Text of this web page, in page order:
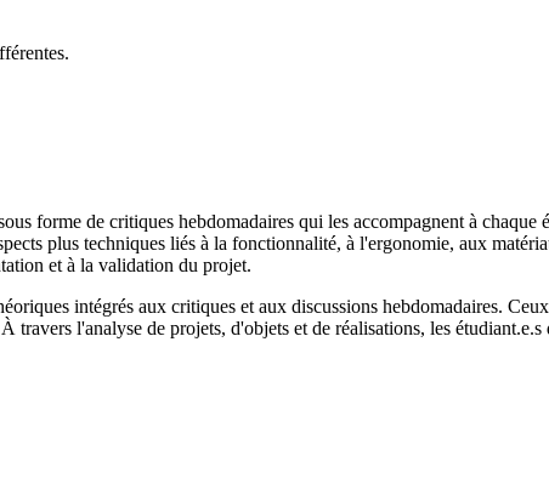
forme de critiques hebdomadaires qui les accompagnent à chaque
plus techniques liés à la fonctionnalité, à l'ergonomie, aux
et à la validation du projet.
intégrés aux critiques et aux discussions hebdomadaires.
l'analyse de projets, d'objets et de réalisations, les